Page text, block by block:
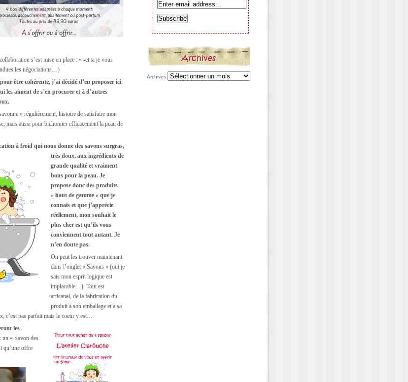
s’est mise en place : « -et si je vous
les négociations…)
être cohérente, j’ai décidé d’en proposer ici.
les aiment de s’en procurer et à d’autres
» régulièrement, histoire de satisfaire mon
mais aussi pour bichonner efficacement la peau de
à froid qui nous donne des savons surgras,
très doux, aux ingrédients de
grande qualité et vraiment
bons pour la peau. Je
propose donc des produits
« haut de gamme » que je
connais et que j’apprécie
réellement, mon souhait le
plus cher est qu’ils vous
conviennent tout autant. Je
n’en doute pas.
On peut les trouver maintenant
dans l’onglet « Savons » (oui je
sais mon esprit logique est
implacable…). Tout est
artisanal, de la fabrication du
produit à son emballage et à sa
c’est pas parfait mais le coeur y est…
les
un « Savon des
qu’une offre
Archives
Archives